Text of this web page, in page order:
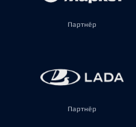
Партнёр
Партнёр